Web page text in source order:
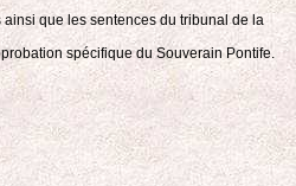
que les sentences du tribunal de la
spécifique du Souverain Pontife.